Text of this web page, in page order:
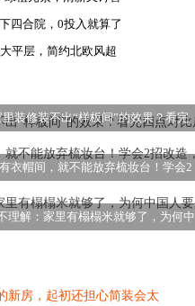
四合院，0投入就算了
平层，简约北欧风超
里装修装不出“样板间”的效果？看完
衣帽间，就不能放弃梳妆台！学会2
理解：家里有榻榻米就够了，为何中
新房，起初还担心简装会太